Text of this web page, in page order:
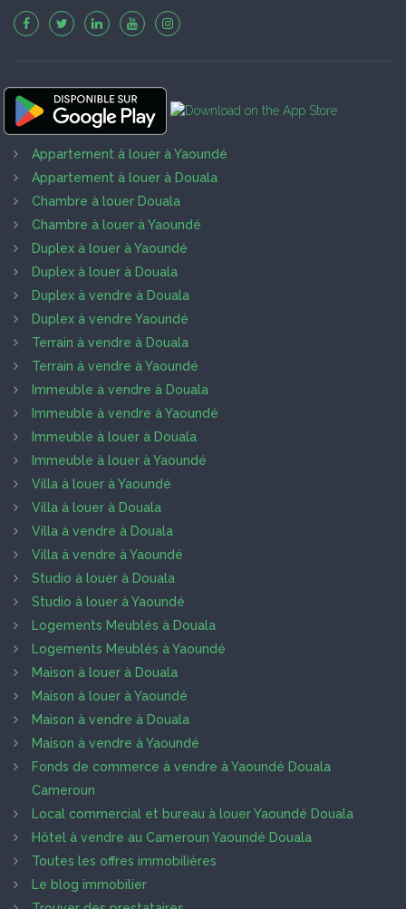
Appartement à louer à Yaoundé
Appartement à louer à Douala
Chambre à louer Douala
Chambre à louer à Yaoundé
Duplex à louer à Yaoundé
Duplex à louer à Douala
Duplex à vendre à Douala
Duplex à vendre Yaoundé
Terrain à vendre à Douala
Terrain à vendre à Yaoundé
Immeuble à vendre à Douala
Immeuble à vendre à Yaoundé
Immeuble à louer à Douala
Immeuble à louer à Yaoundé
Villa à louer à Yaoundé
Villa à louer à Douala
Villa à vendre à Douala
Villa à vendre à Yaoundé
Studio à louer à Douala
Studio à louer à Yaoundé
Logements Meublés à Douala
Logements Meublés à Yaoundé
Maison à louer à Douala
Maison à louer à Yaoundé
Maison à vendre à Douala
Maison à vendre à Yaoundé
Fonds de commerce à vendre à Yaoundé Douala
Cameroun
Local commercial et bureau à louer Yaoundé Douala
Hôtel à vendre au Cameroun Yaoundé Douala
Toutes les offres immobilières
Le blog immobilier